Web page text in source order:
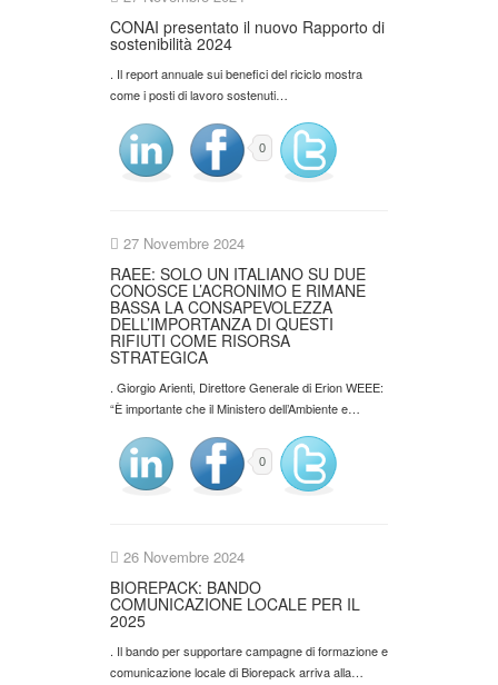
CONAI presentato il nuovo Rapporto di
sostenibilità 2024
. Il report annuale sui benefici del riciclo mostra
come i posti di lavoro sostenuti…
0
27 Novembre 2024
RAEE: SOLO UN ITALIANO SU DUE
CONOSCE L’ACRONIMO E RIMANE
BASSA LA CONSAPEVOLEZZA
DELL’IMPORTANZA DI QUESTI
RIFIUTI COME RISORSA
STRATEGICA
. Giorgio Arienti, Direttore Generale di Erion WEEE:
“È importante che il Ministero dell’Ambiente e…
0
26 Novembre 2024
BIOREPACK: BANDO
COMUNICAZIONE LOCALE PER IL
2025
. Il bando per supportare campagne di formazione e
comunicazione locale di Biorepack arriva alla…